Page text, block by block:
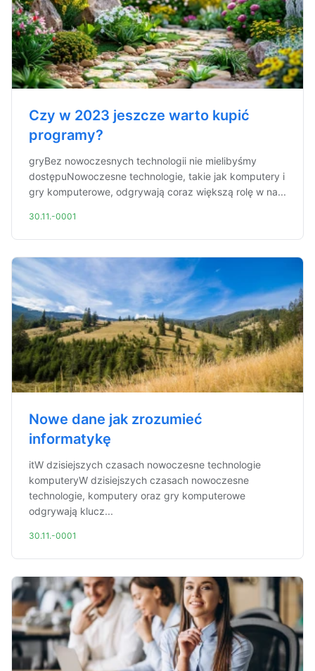
Czy w 2023 jeszcze warto kupić
programy?
gryBez nowoczesnych technologii nie mielibyśmy
dostępuNowoczesne technologie, takie jak komputery i
gry komputerowe, odgrywają coraz większą rolę w na...
30.11.-0001
Nowe dane jak zrozumieć
informatykę
itW dzisiejszych czasach nowoczesne technologie
komputeryW dzisiejszych czasach nowoczesne
technologie, komputery oraz gry komputerowe
odgrywają klucz...
30.11.-0001